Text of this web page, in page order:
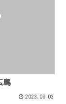
島
2023.09.03